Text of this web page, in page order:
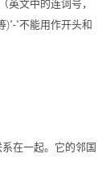
英文中的连词号，
)"-"不能用作开头和
在一起。它的邻国